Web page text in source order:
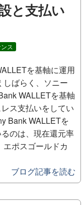
と支払い
ス
を基軸に運用
しばらく、ソニー
WALLETを基軸
ス支払いをしてい
Bank WALLETを
のは、現在還元率
エポスゴールドカ
ブログ記事を読む